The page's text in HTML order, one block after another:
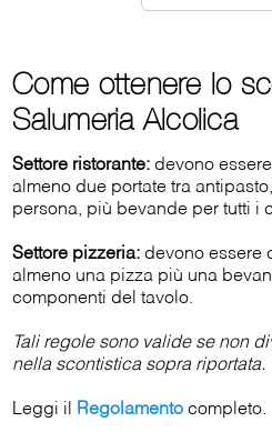
Come ottenere lo
Salumeria Alcolica
Settore ristorante: devono
almeno due portate tra
persona, più bevande per tutti i
Settore pizzeria: devono essere
almeno una pizza più una
componenti del tavolo.
Tali regole sono valide se non
nella scontistica sopra riportata.
Leggi il Regolamento completo.